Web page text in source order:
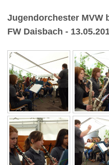
Jugendorchester MVW
FW Daisbach -